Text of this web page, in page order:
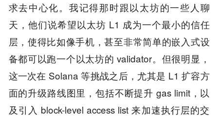
求去中心化。我记得那时跟以太坊的一些人聊
天，他们说希望以太坊 L1 成为一个最小的信任
层，使得比如像手机，甚至非常简单的嵌入式设
备都可以跑一个以太坊的 validator。但很明显，
这一次在 Solana 等挑战之后，尤其是 L1 扩容方
面的升级路线图里，包括不断提升 gas limit，以
及引入 block-level access list 来加速执行层的交